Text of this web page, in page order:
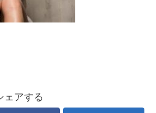
ェアする